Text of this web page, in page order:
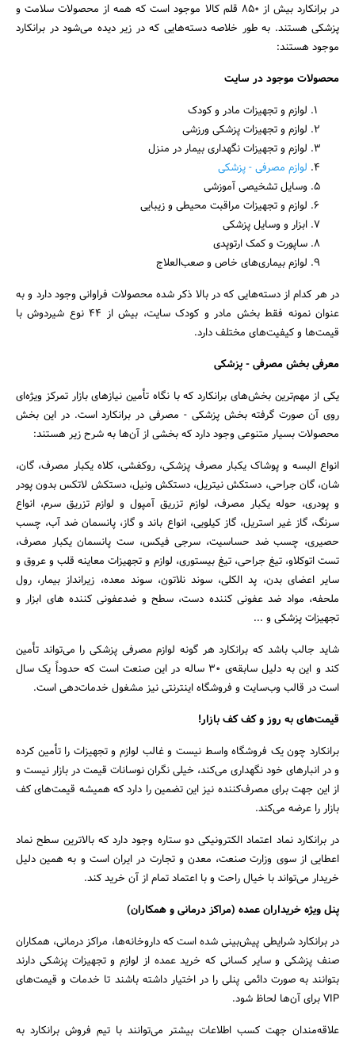
در برانکارد بیش از 850 قلم کالا موجود است که همه از محصولات سلامت و
پزشکی هستند. به طور خلاصه دسته‌هایی که در زیر دیده می‌شود در برانکارد
موجود هستند:
محصولات موجود در سایت
لوازم و تجهیزات مادر و کودک
لوازم و تجهیزات پزشکی ورزشی
لوازم و تجهیزات نگهداری بیمار در منزل
لوازم مصرفی - پزشکی
وسایل تشخیصی آموزشی
لوازم و تجهیزات مراقبت محیطی و زیبایی
ابزار و وسایل پزشکی
ساپورت و کمک ارتوپدی
لوازم بیماری‌های خاص و صعب‌العلاج
در هر کدام از دسته‌هایی که در بالا ذکر شده محصولات فراوانی وجود دارد و به
عنوان نمونه فقط بخش مادر و کودک سایت، بیش از 44 نوع شیردوش با
قیمت‌ها و کیفیت‌های مختلف دارد.
معرفی بخش مصرفی - پزشکی
یکی از مهم‌ترین بخش‌های برانکارد که با نگاه تأمین نیازهای بازار تمرکز ویژه‌ای
روی آن صورت گرفته بخش پزشکی - مصرفی در برانکارد است. در این بخش
محصولات بسیار متنوعی وجود دارد که بخشی از آن‌ها به شرح زیر هستند:
انواع البسه و پوشاک یکبار مصرف پزشکی، روکفشی، کلاه یکبار مصرف، گان،
شان، گان جراحی، دستکش نیتریل، دستکش ونیل، دستکش لاتکس بدون پودر
و پودری، حوله یکبار مصرف، لوازم تزریق آمپول و لوازم تزریق سرم، انواع
سرنگ، گاز غیر استریل، گاز کیلویی، انواع باند و گاز، پانسمان ضد آب، چسب
حصیری، چسب ضد حساسیت، سرجی فیکس، ست پانسمان یکبار مصرف،
تست اتوکلاو، تیغ جراحی، تیغ بیستوری، لوازم و تجهیزات معاینه قلب و عروق و
سایر اعضای بدن، پد الکلی، سوند نلاتون، سوند معده، زیرانداز بیمار، رول
ملحفه، مواد ضد عفونی کننده دست، سطح و ضدعفونی کننده های ابزار و
تجهیزات پزشکی و ...
شاید جالب باشد که برانکارد هر گونه لوازم مصرفی پزشکی را می‌تواند تأمین
کند و این به دلیل سابقه‌ی 30 ساله در این صنعت است که حدوداً یک سال
است در قالب وب‌سایت و فروشگاه اینترنتی نیز مشغول خدمات‌دهی است.
قیمت‌های به روز و کف کف بازار!
برانکارد چون یک فروشگاه واسط نیست و غالب لوازم و تجهیزات را تأمین کرده
و در انبارهای خود نگهداری می‌کند، خیلی نگران نوسانات قیمت در بازار نیست و
از این جهت برای مصرف‌کننده نیز این تضمین را دارد که همیشه قیمت‌های کف
بازار را عرضه می‌کند.
در برانکارد نماد اعتماد الکترونیکی دو ستاره وجود دارد که بالاترین سطح نماد
اعطایی از سوی وزارت صنعت، معدن و تجارت در ایران است و به همین دلیل
خریدار می‌تواند با خیال راحت و با اعتماد تمام از آن خرید کند.
پنل ویژه خریداران عمده (مراکز درمانی و همکاران)
در برانکارد شرایطی پیش‌بینی شده است که داروخانه‌ها، مراکز درمانی، همکاران
صنف پزشکی و سایر کسانی که خرید عمده از لوازم و تجهیزات پزشکی دارند
بتوانند به صورت دائمی پنلی را در اختیار داشته باشند تا خدمات و قیمت‌های
VIP برای آن‌ها لحاظ شود.
علاقه‌مندان جهت کسب اطلاعات بیشتر می‌توانند با تیم فروش برانکارد به